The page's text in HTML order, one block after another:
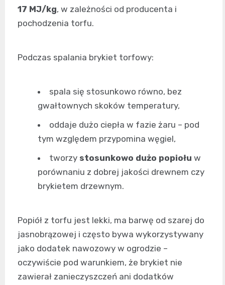
17 MJ/kg, w zależności od producenta i
pochodzenia torfu.
Podczas spalania brykiet torfowy:
spala się stosunkowo równo, bez
gwałtownych skoków temperatury,
oddaje dużo ciepła w fazie żaru – pod
tym względem przypomina węgiel,
tworzy stosunkowo dużo popiołu w
porównaniu z dobrej jakości drewnem czy
brykietem drzewnym.
Popiół z torfu jest lekki, ma barwę od szarej do
jasnobrązowej i często bywa wykorzystywany
jako dodatek nawozowy w ogrodzie –
oczywiście pod warunkiem, że brykiet nie
zawierał zanieczyszczeń ani dodatków